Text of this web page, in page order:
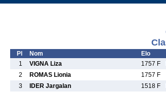
Pl Nom Elo
1
VIGNA Liza 1757 F
2
ROMAS Lionia 1757 F
3
IDER Jargalan 1518 F